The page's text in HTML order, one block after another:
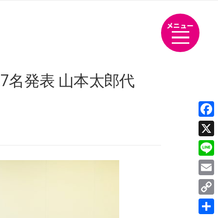
メニュー
名発表 山本太郎代
X
Line